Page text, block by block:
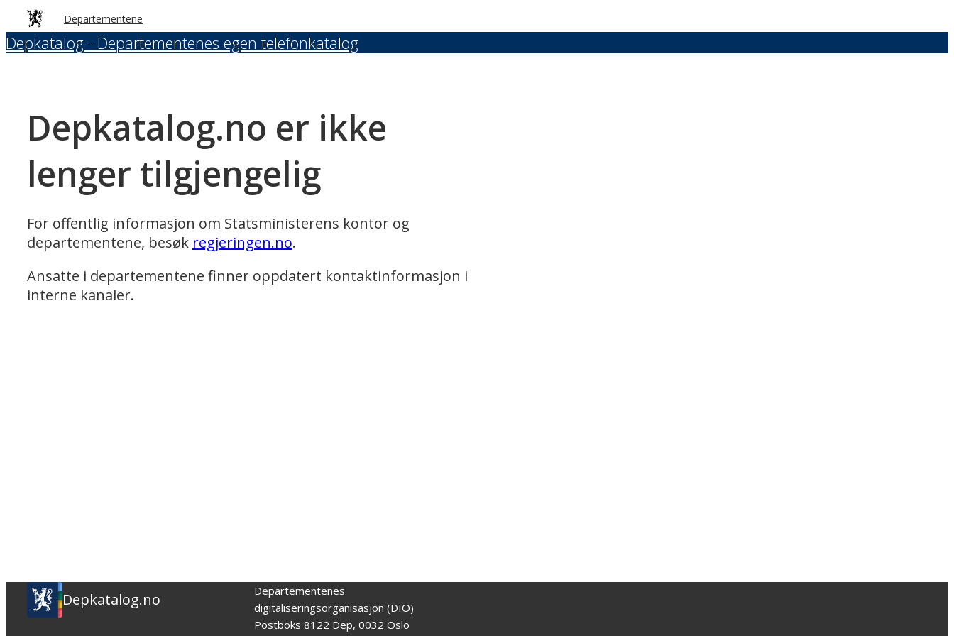
Hopp
til
hovedinnhold
Departementene
Depkatalog - Departementenes egen telefonkatalog
Depkatalog.no er ikke
lenger tilgjengelig
For offentlig informasjon om Statsministerens kontor og
departementene, besøk regjeringen.no.
Ansatte i departementene finner oppdatert kontaktinformasjon i
interne kanaler.
Depkatalog.no
Departementenes
digitaliseringsorganisasjon (DIO)
Postboks 8122 Dep, 0032 Oslo